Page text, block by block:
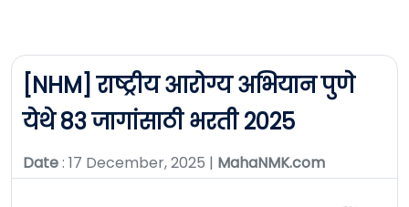
[NHM] राष्ट्रीय आरोग्य अभियान पुणे
येथे 83 जागांसाठी भरती 2025
Date: 17 December, 2025 | MahaNMK.com